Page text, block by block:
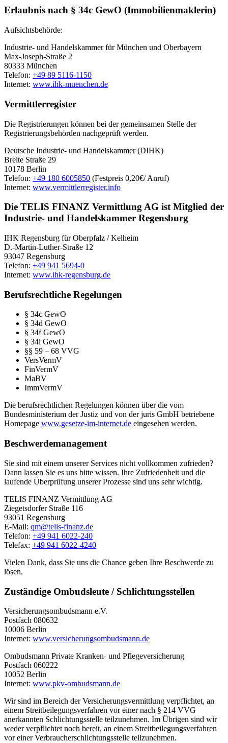
Erlaubnis nach § 34c GewO (Immobilienmaklerin)
Aufsichtsbehörde:
Industrie- und Handelskammer für München und Oberbayern
Max-Joseph-Straße 2
80333 München
Telefon: +49 89 5116-1150
Internet: www.ihk-muenchen.de
Vermittlerregister
Die Registrierungen können bei der gemeinsamen Stelle der
Registrierungsbehörden nachgeprüft werden.
Deutsche Industrie- und Handelskammer (DIHK)
Breite Straße 29
10178 Berlin
Telefon: +49 180 6005850 (Festpreis 0,20€/ Anruf)
Internet: www.vermittlerregister.info
Die TELIS FINANZ Vermittlung AG ist Mitglied der
Industrie- und Handelskammer Regensburg
IHK Regensburg für Oberpfalz / Kelheim
D.-Martin-Luther-Straße 12
93047 Regensburg
Telefon: +49 941 5694-0
Internet: www.ihk-regensburg.de
Berufsrechtliche Regelungen
§ 34c GewO
§ 34d GewO
§ 34f GewO
§ 34i GewO
§§ 59 – 68 VVG
VersVermV
FinVermV
MaBV
ImmVermV
Die berufsrechtlichen Regelungen können über die vom
Bundesministerium der Justiz und von der juris GmbH betriebene
Homepage www.gesetze-im-internet.de eingesehen werden.
Beschwerdemanagement
Sie sind mit einem unserer Services nicht vollkommen zufrieden?
Dann lassen Sie es uns bitte wissen. Ihre Zufriedenheit und die
laufende Überprüfung unserer Prozesse sind uns sehr wichtig.
TELIS FINANZ Vermittlung AG
Ziegetsdorfer Straße 116
93051 Regensburg
E-Mail: qm@telis-finanz.de
Telefon: +49 941 6022-240
Telefax: +49 941 6022-4240
Vielen Dank, dass Sie uns die Chance geben Ihre Beschwerde zu
lösen.
Zuständige Ombudsleute / Schlichtungsstellen
Versicherungsombudsmann e.V.
Postfach 080632
10006 Berlin
Internet: www.versicherungsombudsmann.de
Ombudsmann Private Kranken- und Pflegeversicherung
Postfach 060222
10052 Berlin
Internet: www.pkv-ombudsmann.de
Wir sind im Bereich der Versicherungsvermittlung verpflichtet, an
einem Streitbeilegungsverfahren vor einer nach § 214 VVG
anerkannten Schlichtungsstelle teilzunehmen. Im Übrigen sind wir
weder verpflichtet noch bereit, an einem Streitbeilegungsverfahren
vor einer Verbraucherschlichtungsstelle teilzunehmen.